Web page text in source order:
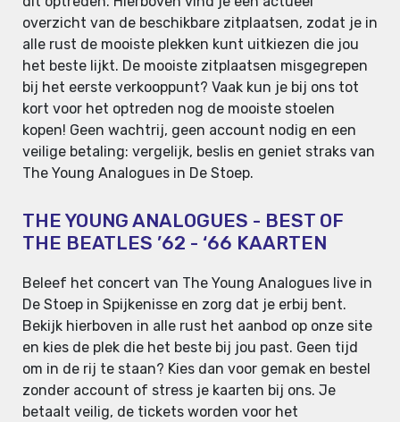
overzicht van de beschikbare zitplaatsen, zodat je in
alle rust de mooiste plekken kunt uitkiezen die jou
het beste lijkt. De mooiste zitplaatsen misgegrepen
bij het eerste verkooppunt? Vaak kun je bij ons tot
kort voor het optreden nog de mooiste stoelen
kopen! Geen wachtrij, geen account nodig en een
veilige betaling: vergelijk, beslis en geniet straks van
The Young Analogues in De Stoep.
THE YOUNG ANALOGUES - BEST OF
THE BEATLES ’62 - ‘66 KAARTEN
Beleef het concert van The Young Analogues live in
De Stoep in Spijkenisse en zorg dat je erbij bent.
Bekijk hierboven in alle rust het aanbod op onze site
en kies de plek die het beste bij jou past. Geen tijd
om in de rij te staan? Kies dan voor gemak en bestel
zonder account of stress je kaarten bij ons. Je
betaalt veilig, de tickets worden voor het